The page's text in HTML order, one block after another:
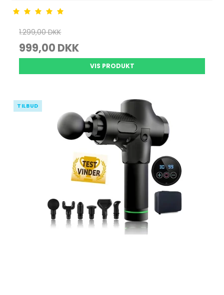
1.299,00 DKK
999,00 DKK
VIS PRODUKT
TILBUD